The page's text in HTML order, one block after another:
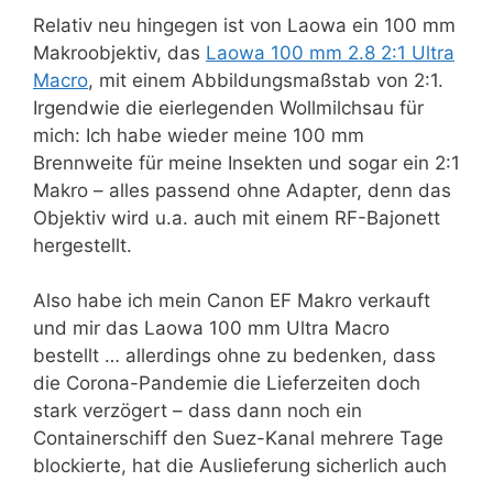
Relativ neu hingegen ist von Laowa ein 100 mm
Makroobjektiv, das Laowa 100 mm 2.8 2:1 Ultra
Macro, mit einem Abbildungsmaßstab von 2:1.
Irgendwie die eierlegenden Wollmilchsau für
mich: Ich habe wieder meine 100 mm
Brennweite für meine Insekten und sogar ein 2:1
Makro – alles passend ohne Adapter, denn das
Objektiv wird u.a. auch mit einem RF-Bajonett
hergestellt.
Also habe ich mein Canon EF Makro verkauft
und mir das Laowa 100 mm Ultra Macro
bestellt … allerdings ohne zu bedenken, dass
die Corona-Pandemie die Lieferzeiten doch
stark verzögert – dass dann noch ein
Containerschiff den Suez-Kanal mehrere Tage
blockierte, hat die Auslieferung sicherlich auch